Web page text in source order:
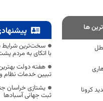
ها
39 بیمار جدید کرونا
سخت‌ترین شرایط
با اتکای به مردم
هفته دولت
تبیین خدمات نظام
یشتازی خراسان
ثبت جهانی آسبادها